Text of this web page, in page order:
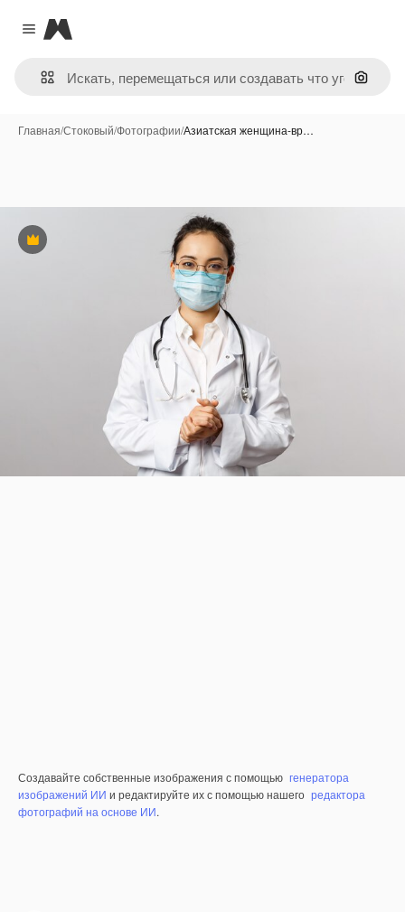
Close menu
Magnific
Поиск
Главная/Стоковый/Фотографии/Азиатская женщина-вр…
Премиум
Создавайте собственные изображения с помощью генератора
изображений ИИ и редактируйте их с помощью нашего редактора
фотографий на основе ИИ.